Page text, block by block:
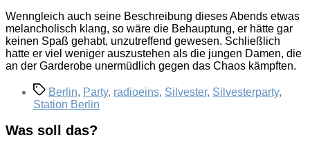
Wenngleich auch seine Beschreibung dieses Abends etwas
melancholisch klang, so wäre die Behauptung, er hätte gar
keinen Spaß gehabt, unzutreffend gewesen. Schließlich
hatte er viel weniger auszustehen als die jungen Damen, die
an der Garderobe unermüdlich gegen das Chaos kämpften.
Schlagwörter
Berlin, Party, radioeins, Silvester, Silvesterparty,
Station Berlin
Was soll das?